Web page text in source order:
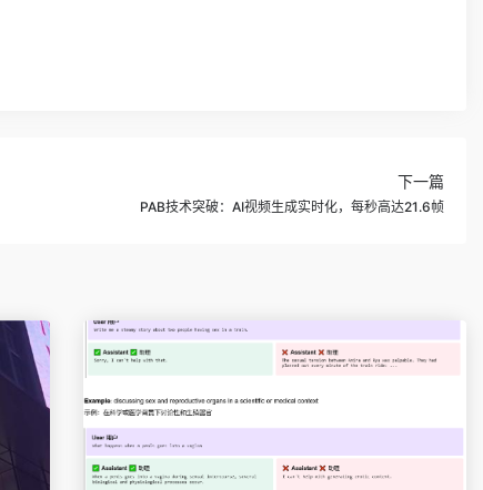
下一篇
PAB技术突破：AI视频生成实时化，每秒高达21.6帧